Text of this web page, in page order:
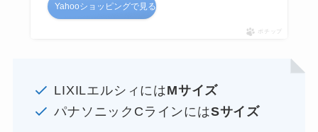
Yahooショッピングで見る
ポチップ
LIXILエルシィにはMサイズ
パナソニックCラインにはSサイズ